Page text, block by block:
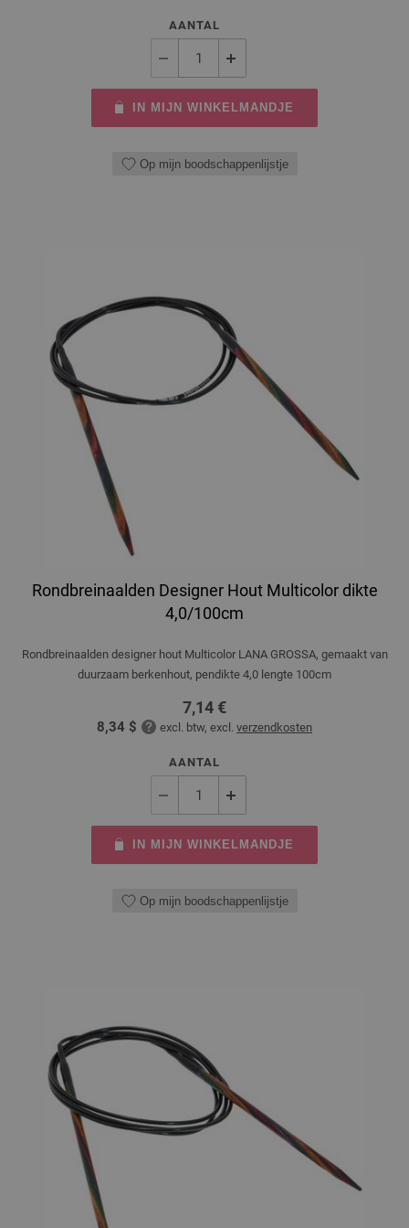
AANTAL
IN MIJN WINKELMANDJE
Op mijn boodschappenlijstje
Rondbreinaalden Designer Hout Multicolor dikte
4,0/100cm
Rondbreinaalden designer hout Multicolor LANA GROSSA, gemaakt van
duurzaam berkenhout, pendikte 4,0 lengte 100cm
7,14 €
8,34 $ excl. btw, excl. verzendkosten
AANTAL
IN MIJN WINKELMANDJE
Op mijn boodschappenlijstje